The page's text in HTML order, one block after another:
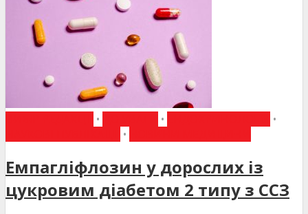
• •
•
•
Емпагліфлозин у дорослих із
цукровим діабетом 2 типу з ССЗ